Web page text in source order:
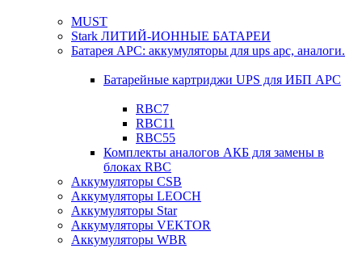
MUST
Stark ЛИТИЙ-ИОННЫЕ БАТАРЕИ
Батарея APC: аккумуляторы для ups apc, аналоги.
Батарейные картриджи UPS для ИБП APC
RBC7
RBC11
RBC55
Комплекты аналогов АКБ для замены в
блоках RBC
Аккумуляторы CSB
Аккумуляторы LEOCH
Аккумуляторы Star
Аккумуляторы VEKTOR
Аккумуляторы WBR